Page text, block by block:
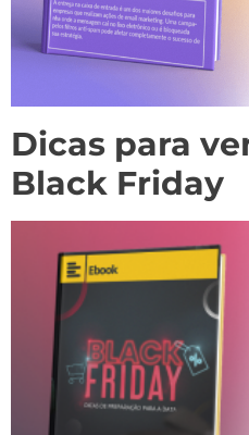
Dicas para
Black Friday